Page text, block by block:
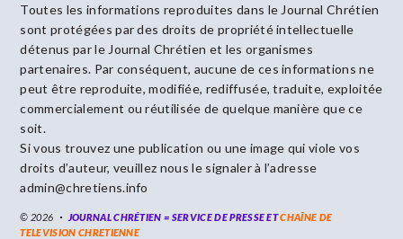
Toutes les informations reproduites dans le Journal Chrétien
sont protégées par des droits de propriété intellectuelle
détenus par le Journal Chrétien et les organismes
partenaires. Par conséquent, aucune de ces informations ne
peut être reproduite, modifiée, rediffusée, traduite, exploitée
commercialement ou réutilisée de quelque manière que ce
soit.
Si vous trouvez une publication ou une image qui viole vos
droits d’auteur, veuillez nous le signaler à l’adresse
admin@chretiens.info
© 2026 JOURNAL CHRÉTIEN = SERVICE DE PRESSE ETCHAÎNE DE
TELEVISION CHRETIENNE